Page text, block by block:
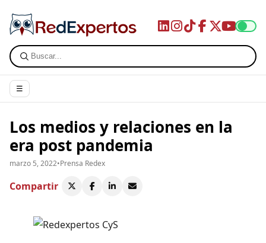
☰
Los medios y relaciones en la
era post pandemia
marzo 5, 2022•Prensa Redex
Compartir